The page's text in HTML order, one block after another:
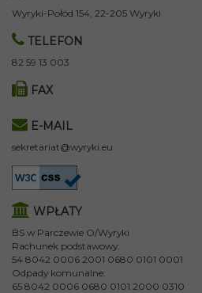
Wyryki-Połód 154, 22-205 Wyryki
TELEFON
82 59 13 003
FAX
E-MAIL
sekretariat@wyryki.eu
WPŁATY
BS w Parczewie O/Wyryki
Rachunek podstawowy:
54 8042 0006 2001 0680 0101 0001
Odpady komunalne:
65 8042 0006 0680 0101 2000 0310